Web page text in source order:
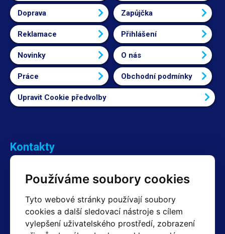
Používáme soubory cookies
Tyto webové stránky používají soubory
cookies a další sledovací nástroje s cílem
vylepšení uživatelského prostředí, zobrazení
Doprava Zapůjčka
Reklamace Přihlášení
Novinky O nás
Práce Obchodní podmínky
Upravit Cookie předvolby
Kontakty
+420 603 357 606 +420 605 234 204
Fakturační a expediční oddělení
+420 605 259 759 (Po–Pá: 7:30 – 15:00)